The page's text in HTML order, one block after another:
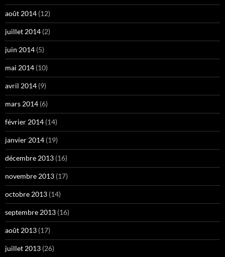
août 2014 (12)
juillet 2014 (2)
juin 2014 (5)
mai 2014 (10)
avril 2014 (9)
mars 2014 (6)
février 2014 (14)
janvier 2014 (19)
décembre 2013 (16)
novembre 2013 (17)
octobre 2013 (14)
septembre 2013 (16)
août 2013 (17)
juillet 2013 (26)